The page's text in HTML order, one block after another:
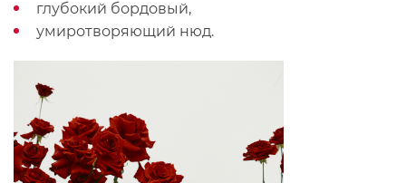
глубокий бордовый,
умиротворяющий нюд.